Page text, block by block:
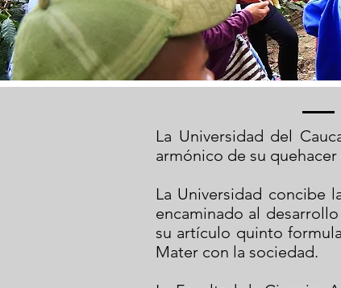
La Universidad del
armónico de su
La Universidad concibe
encaminado al
su artículo quinto
Mater con la sociedad.